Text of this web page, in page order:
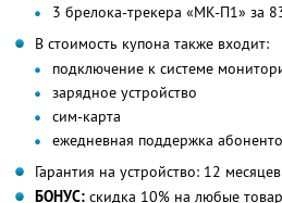
3 брелока-трекера «МК-П1» за
В стоимость купона также входит:
подключение к системе
зарядное устройство
сим-карта
ежедневная поддержка
Гарантия на устройство: 12 месяцев
БОНУС: скидка 10% на любые